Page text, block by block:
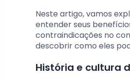
Neste artigo, vamos
entender seus
contraindicações no
descobrir como eles
História e cultura